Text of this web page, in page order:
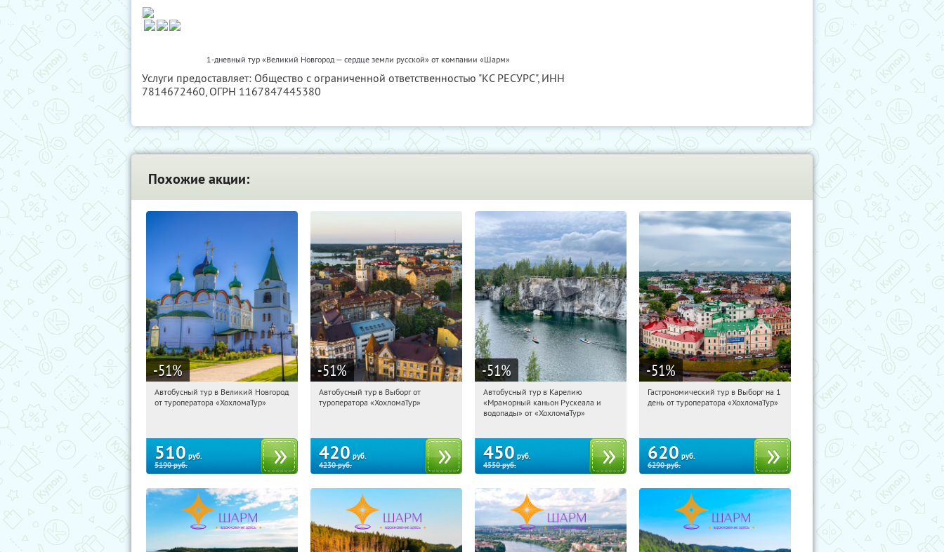
1-дневный тур «Великий Новгород — сердце земли русской» от компании «Шарм»
Услуги предоставляет: Общество с ограниченной ответственностью "КС РЕСУРС", ИНН
7814672460, ОГРН 1167847445380
Похожие акции:
-51%
16:54:35 Купили:2
Автобусный тур в Великий Новгород
от туроператора «ХохломаТур»
510 руб.
5190руб.
-51%
16:54:35 Купили:
Автобусный тур в Выборг от
туроператора «ХохломаТур»
420 руб.
4230руб.
-51%
16:54:35 Купили:
Сенная площадь
Автобусный тур в Карелию
«Мраморный каньон Рускеала и
водопады» от «ХохломаТур»
450 руб.
4550руб.
-51%
16:54:35 Купили:5
Гастрономический тур в Выборг на 1
день от туроператора «ХохломаТур»
620 руб.
6290руб.